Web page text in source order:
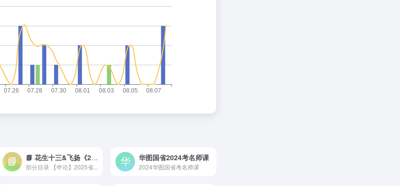
📘 花生十三&飞扬《2025上半年公考笔试套题冲刺班》
部分目录 【申论】2025省...
华图国省2024考名师课
2024华图国省考名师课